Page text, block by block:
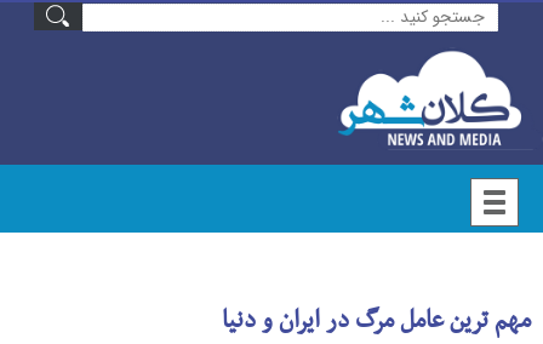
مهم ترین عامل مرگ در ایران و دنیا